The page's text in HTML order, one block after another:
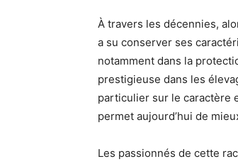
À travers les décennies,
a su conserver ses
notamment dans la
prestigieuse dans les
particulier sur le caractère
permet aujourd’hui de
Les passionnés de cette